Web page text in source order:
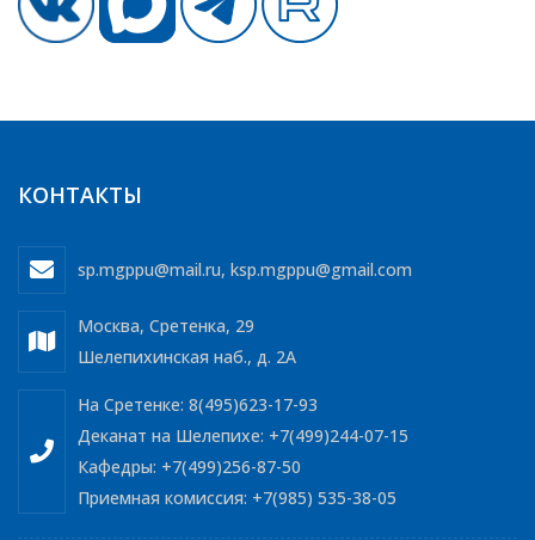
КОНТАКТЫ
sp.mgppu@mail.ru, ksp.mgppu@gmail.com
Москва, Сретенка, 29
Шелепихинская наб., д. 2А
На Сретенке: 8(495)623-17-93
Деканат на Шелепихе: +7(499)244-07-15
Кафедры: +7(499)256-87-50
Приемная комиссия: +7(985) 535-38-05